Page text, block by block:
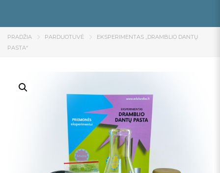
PRADŽIA PARDUOTUVĖ
EKSPERIMENTAS „DRAMBLIO DANTŲ
PASTA“